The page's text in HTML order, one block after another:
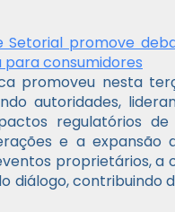
Setorial promove
consumidores
promoveu nesta
autoridades,
regulatórios de
e a expansão
proprietários, a
diálogo, contribuindo